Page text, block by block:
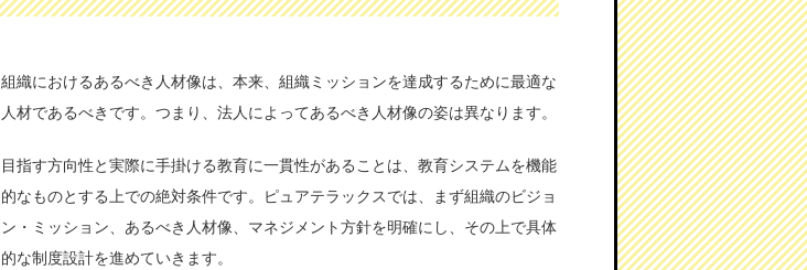
組織におけるあるべき人材像は、本来、組織ミッションを達成するために最適な
人材であるべきです。つまり、法人によってあるべき人材像の姿は異なります。
目指す方向性と実際に手掛ける教育に一貫性があることは、教育システムを機能
的なものとする上での絶対条件です。ピュアテラックスでは、まず組織のビジョ
ン・ミッション、あるべき人材像、マネジメント方針を明確にし、その上で具体
的な制度設計を進めていきます。